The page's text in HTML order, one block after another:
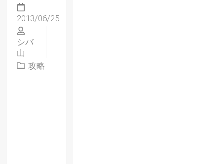
2013/06/25
シバ
山
攻略